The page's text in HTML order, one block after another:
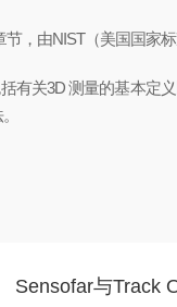
节，由NIST（美国国家
括有关3D 测量的基本
Sensofar与Track